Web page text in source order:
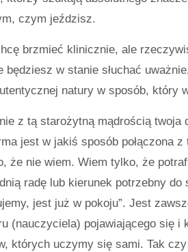
czym jeździsz.
brzmieć klinicznie, ale
będziesz w stanie słuchać
natury w sposób, który
z tą starożytną mądrością
jest w jakiś sposób połączona
że nie wiem. Wiem tylko, że
radę lub kierunek potrzebny
jest już w pokoju”. Jest
(nauczyciela) pojawiającego się
których uczymy się sami. Tak